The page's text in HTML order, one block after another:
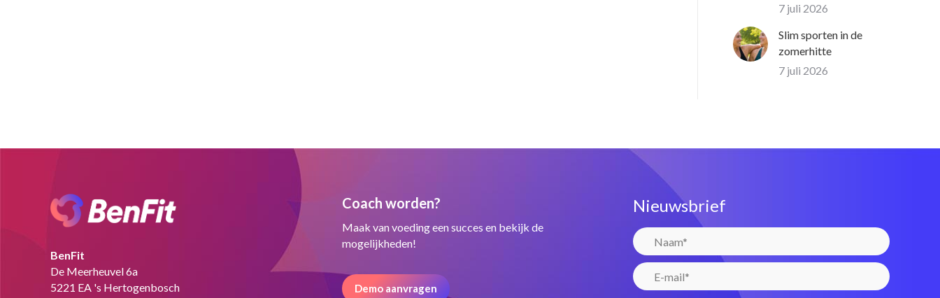
7 juli 2026
Slim sporten in de
zomerhitte
7 juli 2026
BenFit
De Meerheuvel 6a
5221 EA 's Hertogenbosch
Coach worden?
Maak van voeding een succes en bekijk de
mogelijkheden!
Demo aanvragen
Nieuwsbrief